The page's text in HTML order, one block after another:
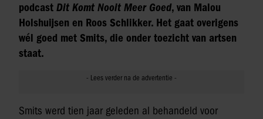
podcast Dit Komt Nooit Meer Goed, van Malou
Holshuijsen en Roos Schlikker. Het gaat overigens
wél goed met Smits, die onder toezicht van artsen
staat.
Smits werd tien jaar geleden al behandeld voor